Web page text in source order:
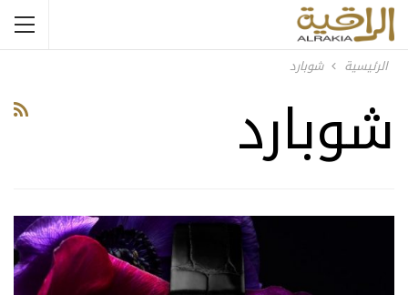
الرئيسية شوبارد
شوبارد